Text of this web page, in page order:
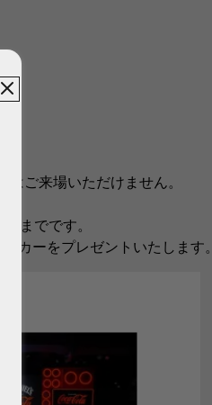
ご来場いただけません。
までです。
カーをプレゼントいたします。